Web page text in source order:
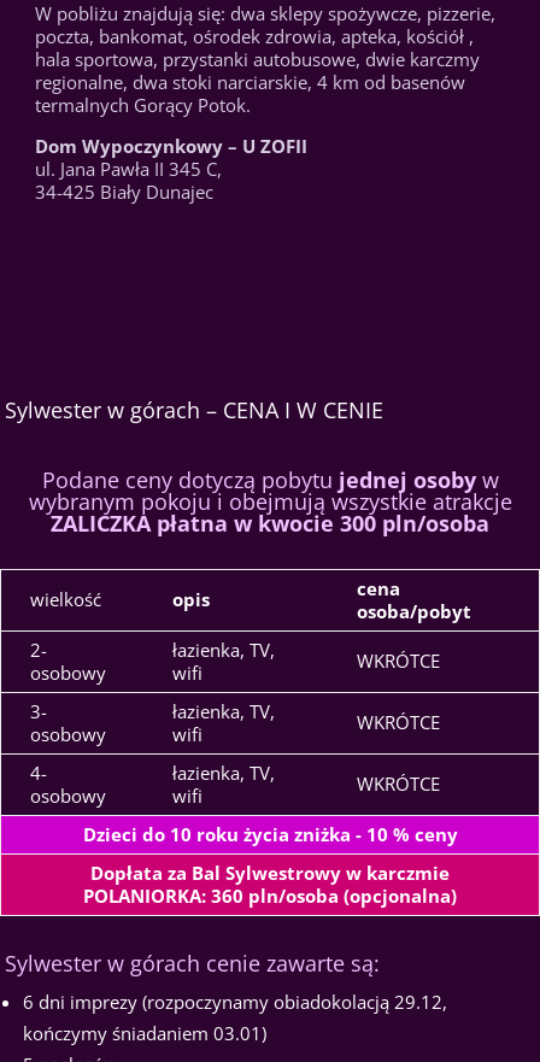
W pobliżu znajdują się: dwa sklepy spożywcze, pizzerie,
poczta, bankomat, ośrodek zdrowia, apteka, kościół ,
hala sportowa, przystanki autobusowe, dwie karczmy
regionalne, dwa stoki narciarskie, 4 km od basenów
termalnych Gorący Potok.
Dom Wypoczynkowy – U ZOFII
ul. Jana Pawła II 345 C,
34-425 Biały Dunajec
Sylwester w górach – CENA I W CENIE
Podane ceny dotyczą pobytu jednej osobyw
wybranym pokoju i obejmują wszystkie atrakcje
ZALICZKA płatna w kwocie 300 pln/osoba
wielkość opis
cena
osoba/pobyt
2-
osobowy
łazienka, TV,
wifi
WKRÓTCE
3-
osobowy
łazienka, TV,
wifi
WKRÓTCE
4-
osobowy
łazienka, TV,
wifi
WKRÓTCE
Dzieci do 10 roku życia zniżka - 10 % ceny
Dopłata za Bal Sylwestrowy w karczmie
POLANIORKA: 360 pln/osoba (opcjonalna)
Sylwester w górach cenie zawarte są:
6 dni imprezy (rozpoczynamy obiadokolacją 29.12,
kończymy śniadaniem 03.01)